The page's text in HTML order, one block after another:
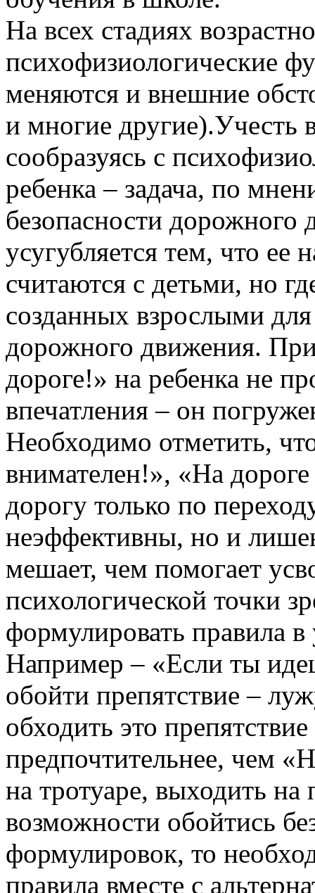
На всех стадиях
психофизиологические
меняются и внешние
и многие другие).Учесть
сообразуясь с
ребенка – задача, по
безопасности
усугубляется тем, что ее
считаются с детьми, но
созданных взрослыми для
дорожного движения.
дороге!» на ребенка не
впечатления – он
Необходимо отметить,
внимателен!», «На
дорогу только по
неэффективны, но и
мешает, чем помогает
психологической точки
формулировать правила
Например – «Если ты
обойти препятствие –
обходить это
предпочтительнее, чем
на тротуаре, выходить
возможности обойтись
формулировок, то
правила вместе с